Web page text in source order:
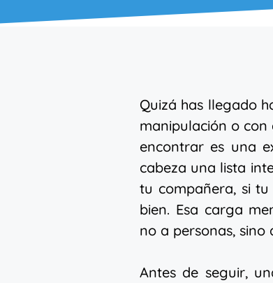
Quizá has llegado
manipulación o con
encontrar es una
cabeza una lista
tu compañera, si
bien. Esa carga
no a personas, sino
Antes de seguir,